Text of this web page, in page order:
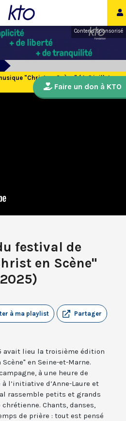
Contenu sponsorisé
"Christ en Scène" (4-6 juillet
festival de
en Scène"
Partager
à ma playlist
avait lieu la troisième édition
en Seine-et-Marne.
à une heure de
l’initiative d’Anne-Laure et
rassemble petits et grands
Chants, danses,
de prière : tout est pensé
Faire un don à KTO